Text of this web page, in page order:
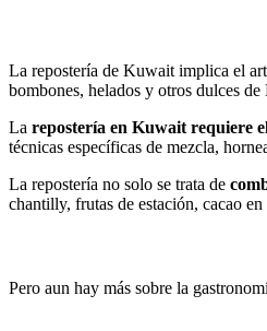
La repostería de Kuwait implica el
bombones, helados y otros dulces
La repostería en Kuwait requiere
técnicas específicas de mezcla,
La repostería no solo se trata de
chantilly, frutas de estación, cacao
Pero aun hay más sobre la